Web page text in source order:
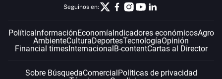
Seguinos en:
PolíticaInformaciónEconomíaIndicadores económicosAgro
AmbienteCulturaDeportesTecnologíaOpinión
Financial timesInternacionalB-contentCartas al Director
Sobre BúsquedaComercialPolíticas de privacidad